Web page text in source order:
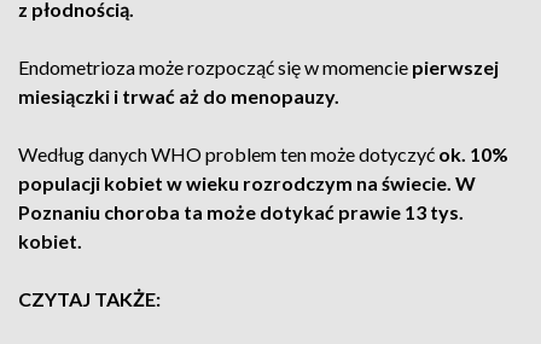
z płodnością.
Endometrioza może rozpocząć się w momencie pierwszej
miesiączki i trwać aż do menopauzy.
Według danych WHO problem ten może dotyczyć ok. 10%
populacji kobiet w wieku rozrodczym na świecie. W
Poznaniu choroba ta może dotykać prawie 13 tys.
kobiet.
CZYTAJ TAKŻE: